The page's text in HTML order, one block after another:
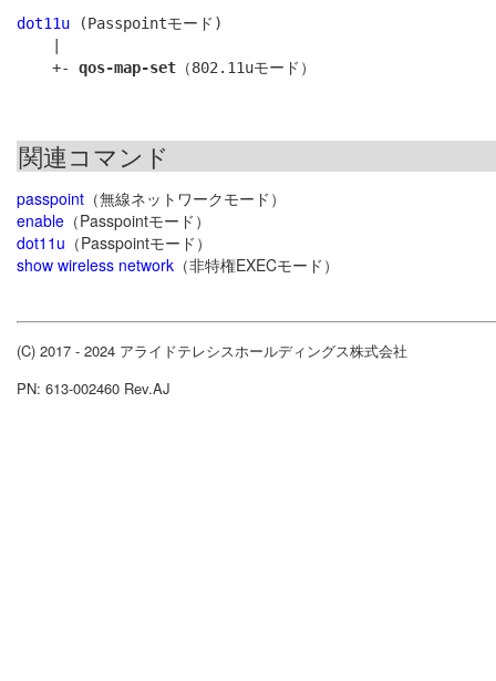
dot11u (Passpointモード)
    +-
qos-map-set
関連コマンド
passpoint （無線ネットワークモード）
enable （Passpointモード）
dot11u （Passpointモード）
show wireless network （非特権EXECモード）
(C) 2017 - 2024 アライドテレシスホールディングス株式会社
PN: 613-002460 Rev.AJ